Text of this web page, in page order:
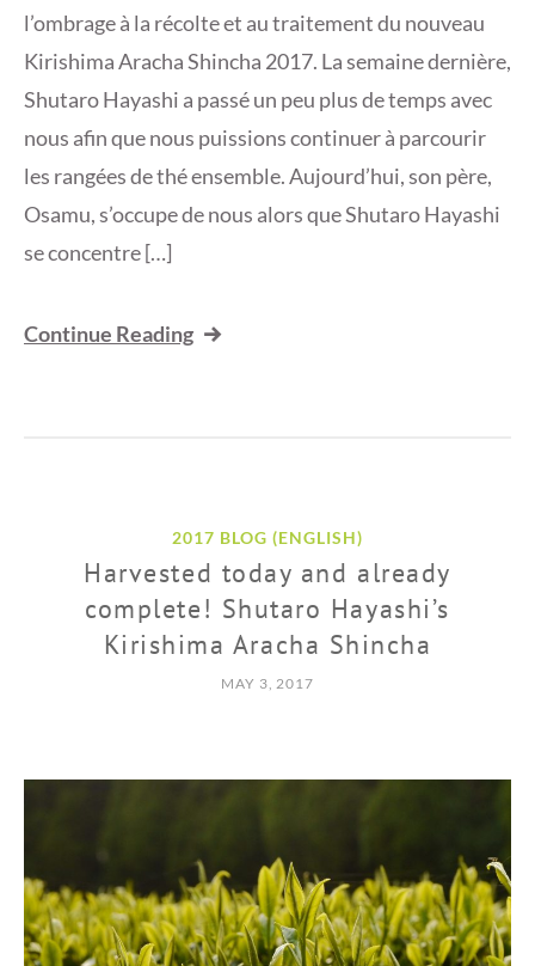
l’ombrage à la récolte et au traitement du nouveau
Kirishima Aracha Shincha 2017. La semaine dernière,
Shutaro Hayashi a passé un peu plus de temps avec
nous afin que nous puissions continuer à parcourir
les rangées de thé ensemble. Aujourd’hui, son père,
Osamu, s’occupe de nous alors que Shutaro Hayashi
se concentre […]
Continue Reading
2017 BLOG (ENGLISH)
Harvested today and already
complete! Shutaro Hayashi’s
Kirishima Aracha Shincha
MAY 3, 2017